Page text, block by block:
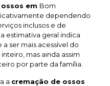
em Bom
dependendo
inclusos e de
estimativa geral indica
ser mais acessível do
mas ainda assim
por parte da família.
a cremação de ossos